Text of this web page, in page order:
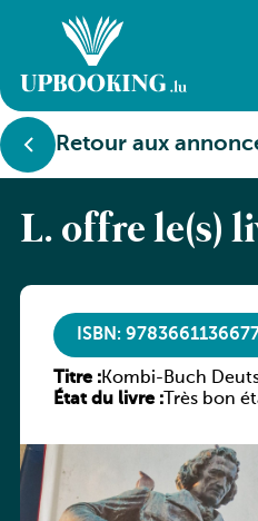
Retour aux
L. offre le(s)
ISBN:
Titre :Kombi-Buch
Luxemburg)
État du livre :Très bon